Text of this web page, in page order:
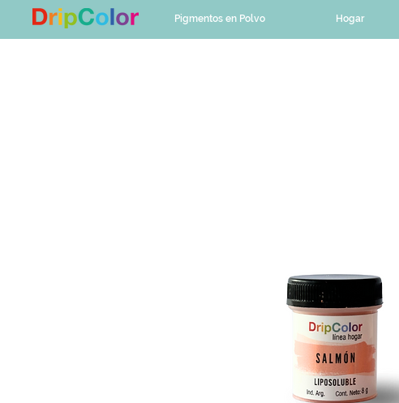
Pigmentos en Polvo Hogar